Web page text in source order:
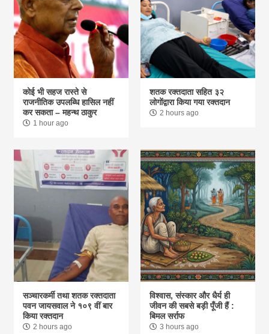
कोई भी सहज रास्ते से
राजनीतिक उपलब्धि हासिल नहीं
कर सकता – महन्थ ठाकुर
1 hour ago
शतक रक्तदाता सहित ३२
लोगोंद्वारा किया गया रक्तदान
2 hours ago
सञ्चारकर्मी तथा शतक रक्तदाता
पवन जायसवाल ने १०९ वीं बार
किया रक्तदान
2 hours ago
विश्वास, संस्कार और धैर्य ही
जीवन की सबसे बड़ी पूँजी हैं :
बिमल सर्राफ
3 hours ago